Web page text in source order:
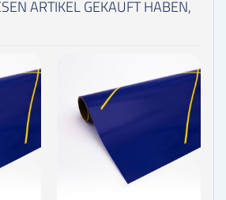
ARTIKEL GEKAUFT HABEN,